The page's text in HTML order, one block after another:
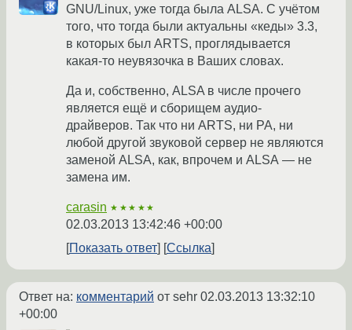
GNU/Linux, уже тогда была ALSA. С учётом
того, что тогда были актуальны «кеды» 3.3,
в которых был ARTS, проглядывается
какая-то неувязочка в Ваших словах.
Да и, собственно, ALSA в числе прочего
является ещё и сборищем аудио-
драйверов. Так что ни ARTS, ни PA, ни
любой другой звуковой сервер не являются
заменой ALSA, как, впрочем и ALSA — не
замена им.
carasin ★★★★★
02.03.2013 13:42:46 +00:00
Показать ответ
Ссылка
Ответ на: комментарий от sehr 02.03.2013 13:32:10
+00:00